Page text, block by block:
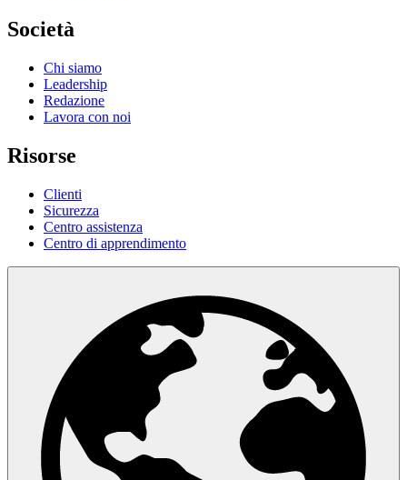
Società
Chi siamo
Leadership
Redazione
Lavora con noi
Risorse
Clienti
Sicurezza
Centro assistenza
Centro di apprendimento